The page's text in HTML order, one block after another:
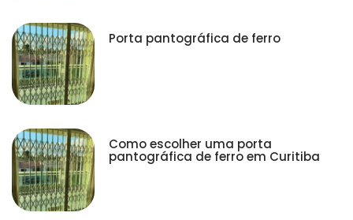
Porta pantográfica de ferro
Como escolher uma porta
pantográfica de ferro em Curitiba